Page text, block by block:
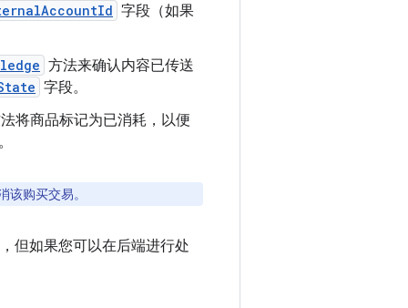
字段（如果
方法来确认内容已传送
字段。
将商品标记为已消耗，以便
购买交易。
但如果您可以在后端进行处